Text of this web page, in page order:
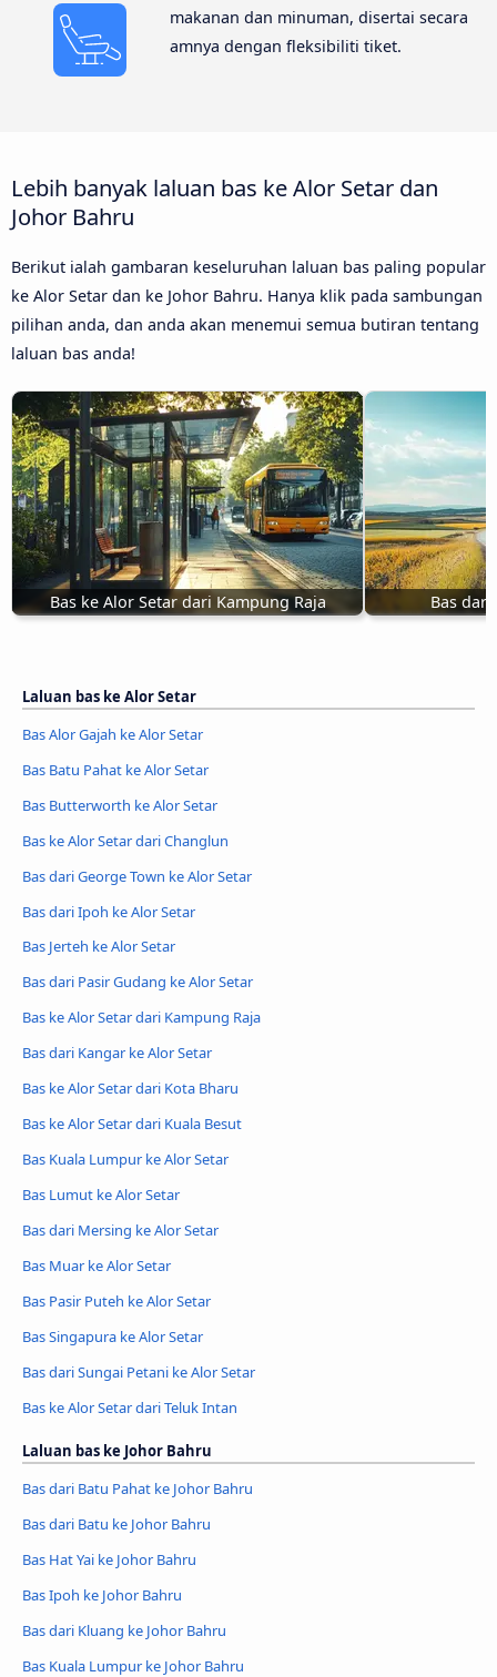
makanan dan minuman, disertai secara
amnya dengan fleksibiliti tiket.
Lebih banyak laluan bas ke Alor Setar dan
Johor Bahru
Berikut ialah gambaran keseluruhan laluan bas paling popular
ke Alor Setar dan ke Johor Bahru. Hanya klik pada sambungan
pilihan anda, dan anda akan menemui semua butiran tentang
laluan bas anda!
Bas ke Alor Setar dari Kampung Raja Bas dari
Laluan bas ke Alor Setar
Bas Alor Gajah ke Alor Setar
Bas Batu Pahat ke Alor Setar
Bas Butterworth ke Alor Setar
Bas ke Alor Setar dari Changlun
Bas dari George Town ke Alor Setar
Bas dari Ipoh ke Alor Setar
Bas Jerteh ke Alor Setar
Bas dari Pasir Gudang ke Alor Setar
Bas ke Alor Setar dari Kampung Raja
Bas dari Kangar ke Alor Setar
Bas ke Alor Setar dari Kota Bharu
Bas ke Alor Setar dari Kuala Besut
Bas Kuala Lumpur ke Alor Setar
Bas Lumut ke Alor Setar
Bas dari Mersing ke Alor Setar
Bas Muar ke Alor Setar
Bas Pasir Puteh ke Alor Setar
Bas Singapura ke Alor Setar
Bas dari Sungai Petani ke Alor Setar
Bas ke Alor Setar dari Teluk Intan
Laluan bas ke Johor Bahru
Bas dari Batu Pahat ke Johor Bahru
Bas dari Batu ke Johor Bahru
Bas Hat Yai ke Johor Bahru
Bas Ipoh ke Johor Bahru
Bas dari Kluang ke Johor Bahru
Bas Kuala Lumpur ke Johor Bahru